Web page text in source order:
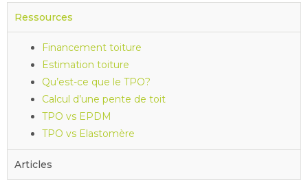
Ressources
Financement toiture
Estimation toiture
Qu’est-ce que le TPO?
Calcul d’une pente de toit
TPO vs EPDM
TPO vs Elastomère
Articles